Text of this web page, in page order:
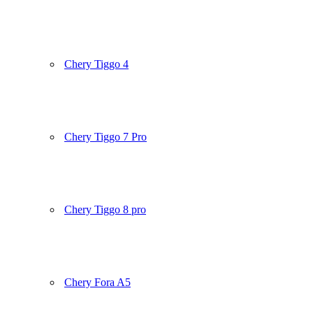
Chery Tiggo 4
Chery Tiggo 7 Pro
Chery Tiggo 8 pro
Chery Fora A5